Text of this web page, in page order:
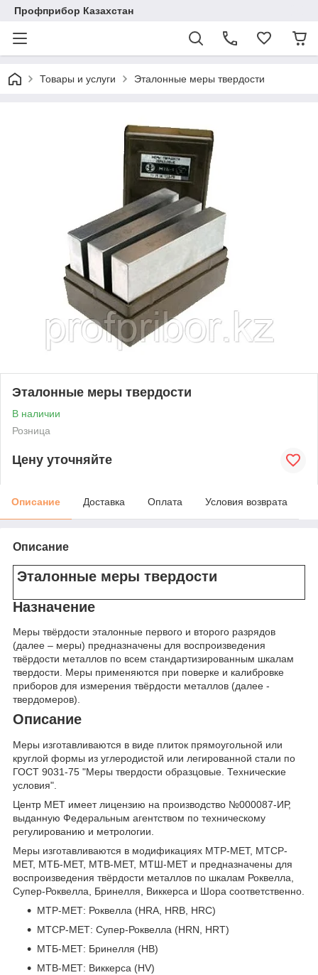
Профприбор Казахстан
Товары и услуги Эталонные меры твердости
Эталонные меры твердости
В наличии
Розница
Цену уточняйте
Описание Доставка Оплата Условия возврата
Описание
Эталонные меры твердости
Назначение
Меры твёрдости эталонные первого и второго разрядов
(далее – меры) предназначены для воспроизведения
твёрдости металлов по всем стандартизированным шкалам
твердости. Меры применяются при поверке и калибровке
приборов для измерения твёрдости металлов (далее -
твердомеров).
Описание
Меры изготавливаются в виде плиток прямоугольной или
круглой формы из углеродистой или легированной стали по
ГОСТ 9031-75 "Меры твердости образцовые. Технические
условия".
Центр МЕТ имеет лицензию на производство №000087-ИР,
выданную Федеральным агентством по техническому
регулированию и метрологии.
Меры изготавливаются в модификациях МТР-МЕТ, МТСР-
МЕТ, МТБ-MET, МТВ-MET, МТШ-MET и предназначены для
воспроизведения твёрдости металлов по шкалам Роквелла,
Супер-Роквелла, Бринелля, Виккерса и Шора соответственно.
МТР-МЕТ: Роквелла (HRA, HRB, HRC)
МТСР-МЕТ: Супер-Роквелла (HRN, HRT)
МТБ-МЕТ: Бринелля (HB)
МТВ-МЕТ: Виккерса (HV)